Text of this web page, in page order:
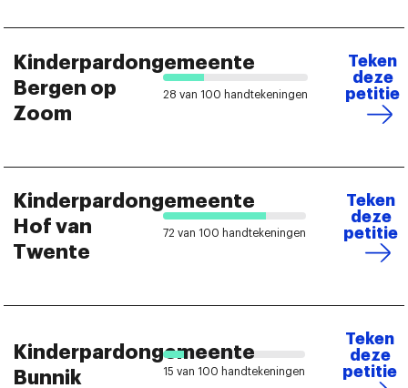
Kinderpardongemeente
Bergen op
Zoom
28 van 100 handtekeningen
Teken
deze
petitie
Kinderpardongemeente
Hof van
Twente
72 van 100 handtekeningen
Teken
deze
petitie
Kinderpardongemeente
Bunnik
15 van 100 handtekeningen
Teken
deze
petitie